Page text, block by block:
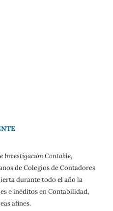
Investigación Contable,
de Colegios de Contadores
durante todo el año la
e inéditos en Contabilidad,
afines.